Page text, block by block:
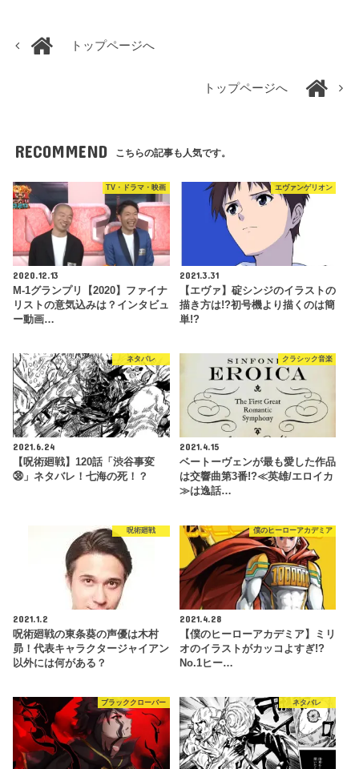
トップページへ
トップページへ
RECOMMEND こちらの記事も人気です。
TV・ドラマ・映画
2020.12.13
M-1グランプリ【2020】ファイナ
リストの意気込みは？インタビュ
ー動画…
エヴァンゲリオン
2021.3.31
【エヴァ】碇シンジのイラストの
描き方は!?初号機より描くのは簡
単!?
ネタバレ
2021.6.24
【呪術廻戦】120話「渋谷事変
㊳」ネタバレ！七海の死！？
クラシック音楽
2021.4.15
ベートーヴェンが最も愛した作品
は交響曲第3番!?≪英雄/エロイカ
≫は逸話…
呪術廻戦
2021.1.2
呪術廻戦の東条葵の声優は木村
昴！代表キャラクタージャイアン
以外には何がある？
僕のヒーローアカデミア
2021.4.28
【僕のヒーローアカデミア】ミリ
オのイラストがカッコよすぎ!?
No.1ヒー…
ブラッククローバー ネタバレ